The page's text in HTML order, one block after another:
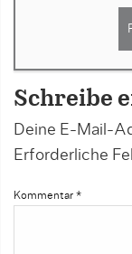
Schreibe
Deine E-Mail-
Erforderliche
Kommentar *